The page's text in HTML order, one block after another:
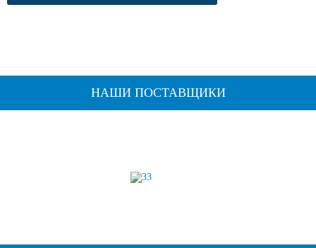
НАШИ ПОСТАВЩИКИ